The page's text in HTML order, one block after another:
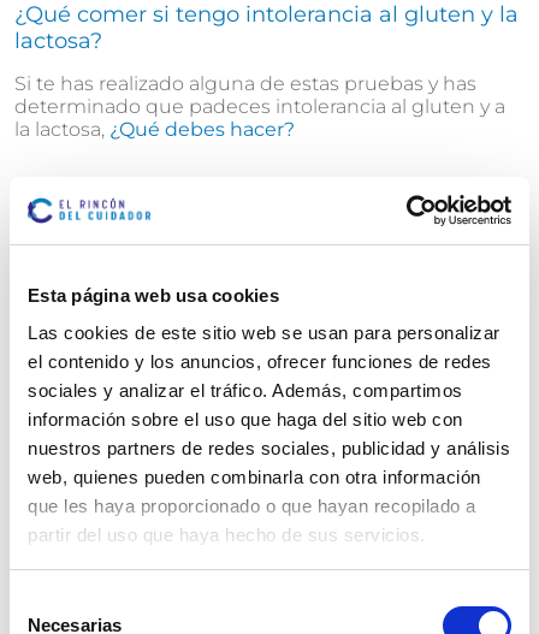
Esta página web usa cookies
Las cookies de este sitio web se usan para personalizar
el contenido y los anuncios, ofrecer funciones de redes
sociales y analizar el tráfico. Además, compartimos
información sobre el uso que haga del sitio web con
nuestros partners de redes sociales, publicidad y análisis
web, quienes pueden combinarla con otra información
que les haya proporcionado o que hayan recopilado a
partir del uso que haya hecho de sus servicios.
Necesarias
¿Qué comer si tengo intolerancia al gluten y la
lactosa?
Si te has realizado alguna de estas pruebas y has
determinado que padeces intolerancia al gluten y a
la lactosa, ¿Qué debes hacer?
diagnóstico, con el fin de recibir las indicaciones y
Así podrás saber qué comer
Alimentos recomendados
En la actualidad existen en el mercado varios
alimentos que no contienen lactosa.
Puedes seguir consumiendo leche y productos
lácteos, pero debes tener cuidado de elegir los que
no contienen lactosa.
Los quesos curados y el Grana Padano DOP no
contienen lactosa, pero tienen otros nutrientes que